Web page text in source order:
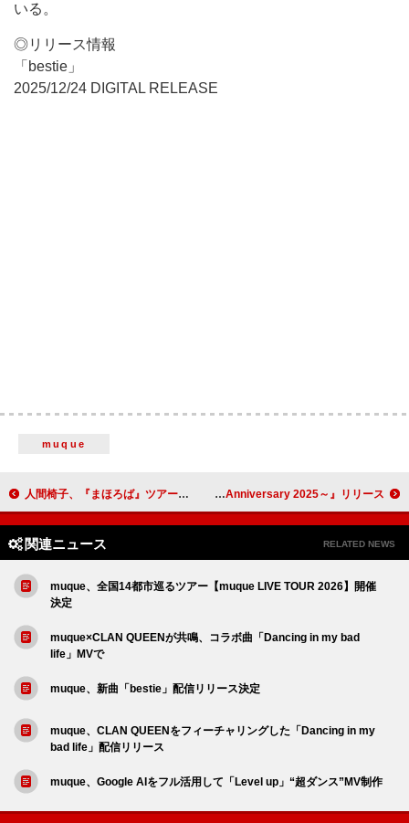
いる。
◎リリース情報
「bestie」
2025/12/24 DIGITAL RELEASE
muque
人間椅子、『まほろば』ツアーファイナルの公式レポが到着 大塚 愛、映像作品『LOVE IS BORN ～22nd Anniversary 2025～』リリース
関連ニュース RELATED NEWS
muque、全国14都市巡るツアー【muque LIVE TOUR 2026】開催
決定
muque×CLAN QUEENが共鳴、コラボ曲「Dancing in my bad
life」MVで
muque、新曲「bestie」配信リリース決定
muque、CLAN QUEENをフィーチャリングした「Dancing in my
bad life」配信リリース
muque、Google AIをフル活用して「Level up」“超ダンス”MV制作